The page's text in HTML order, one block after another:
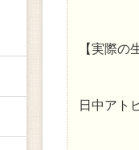
【実際の
日中アト